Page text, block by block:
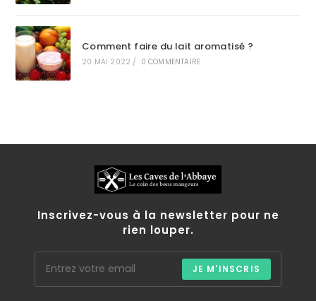
Comment faire du lait aromatisé ?
20 MAI 2022 / 0 COMMENTAIRE
Inscrivez-vous à la newsletter pour ne
rien louper.
JE M'INSCRIS